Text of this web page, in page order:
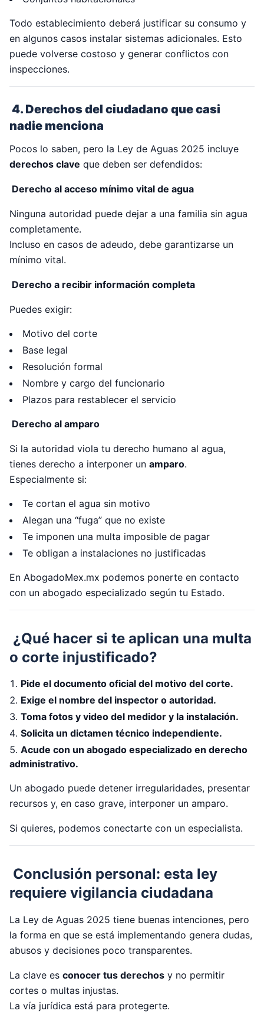
Todo establecimiento deberá justificar su consumo y
en algunos casos instalar sistemas adicionales. Esto
puede volverse costoso y generar conflictos con
inspecciones.
4. Derechos del ciudadano que casi
nadie menciona
Pocos lo saben, pero la Ley de Aguas 2025 incluye
derechos clave que deben ser defendidos:
Derecho al acceso mínimo vital de agua
Ninguna autoridad puede dejar a una familia sin agua
completamente.
Incluso en casos de adeudo, debe garantizarse un
mínimo vital.
Derecho a recibir información completa
Puedes exigir:
Motivo del corte
Base legal
Resolución formal
Nombre y cargo del funcionario
Plazos para restablecer el servicio
Derecho al amparo
Si la autoridad viola tu derecho humano al agua,
tienes derecho a interponer un amparo.
Especialmente si:
Te cortan el agua sin motivo
Alegan una “fuga” que no existe
Te imponen una multa imposible de pagar
Te obligan a instalaciones no justificadas
En AbogadoMex.mx podemos ponerte en contacto
con un abogado especializado según tu Estado.
¿Qué hacer si te aplican una multa
o corte injustificado?
Pide el documento oficial del motivo del corte.
Exige el nombre del inspector o autoridad.
Toma fotos y video del medidor y la instalación.
Solicita un dictamen técnico independiente.
Acude con un abogado especializado en derecho
administrativo.
Un abogado puede detener irregularidades, presentar
recursos y, en caso grave, interponer un amparo.
Si quieres, podemos conectarte con un especialista.
Conclusión personal: esta ley
requiere vigilancia ciudadana
La Ley de Aguas 2025 tiene buenas intenciones, pero
la forma en que se está implementando genera dudas,
abusos y decisiones poco transparentes.
La clave es conocer tus derechos y no permitir
cortes o multas injustas.
La vía jurídica está para protegerte.